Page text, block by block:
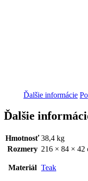
Ďalšie informácie
Ďalšie
Hmotnosť 38,4 kg
Rozmery 216 × 84 × 42
Materiál Teak